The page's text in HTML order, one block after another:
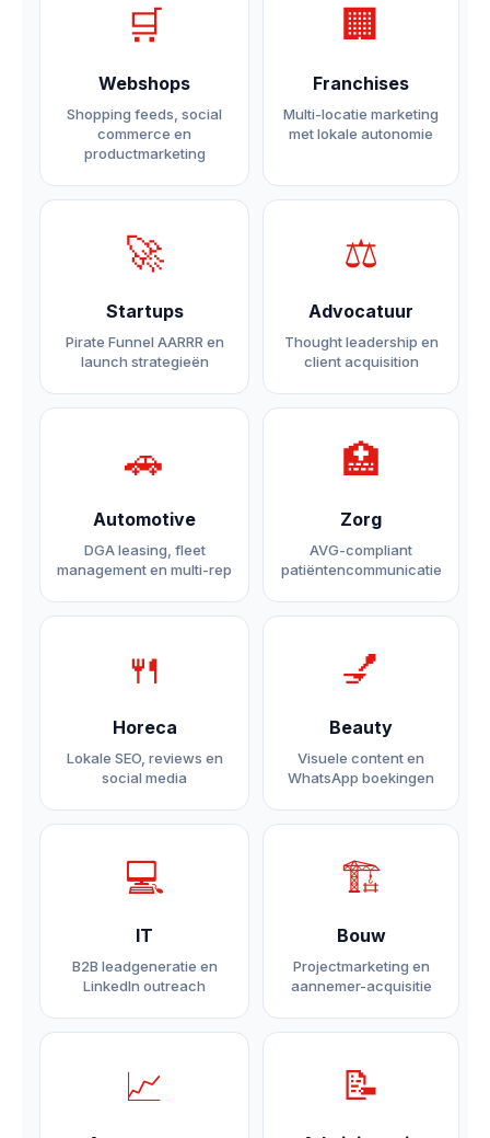
🛒
Webshops
Shopping feeds, social
commerce en
productmarketing
🏢
Franchises
Multi-locatie marketing
met lokale autonomie
🚀
Startups
Pirate Funnel AARRR en
launch strategieën
⚖️
Advocatuur
Thought leadership en
client acquisition
🚗
Automotive
DGA leasing, fleet
management en multi-rep
🏥
Zorg
AVG-compliant
patiëntencommunicatie
🍴
Horeca
Lokale SEO, reviews en
social media
💅
Beauty
Visuele content en
WhatsApp boekingen
💻
IT
B2B leadgeneratie en
LinkedIn outreach
🏗
Bouw
Projectmarketing en
aannemer-acquisitie
📈 📝